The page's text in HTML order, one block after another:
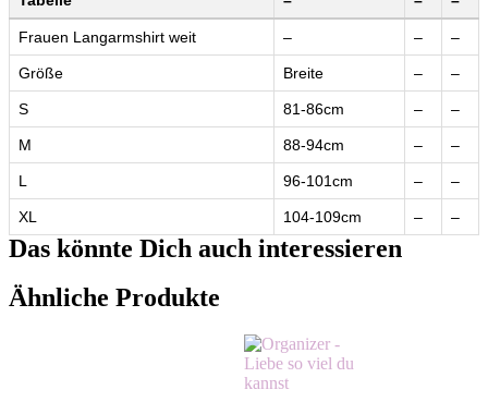
Frauen Langarmshirt weit – – –
Größe Breite – –
S 81-86cm – –
M 88-94cm – –
L 96-101cm – –
XL 104-109cm – –
Das könnte Dich auch interessieren
Ähnliche Produkte